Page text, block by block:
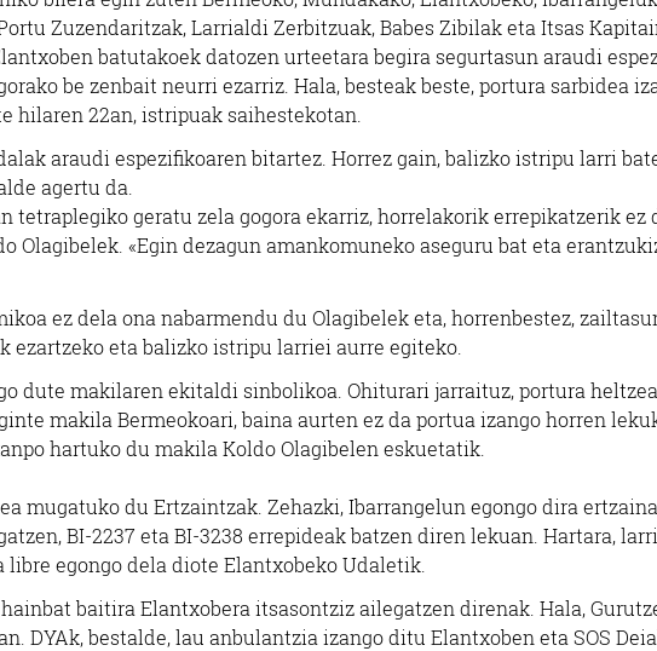
Zuzendaritzak, Larrialdi Zerbitzuak, Babes Zibilak eta Itsas
batutakoek datozen urteetara begira segurtasun araudi
be zenbait neurri ezarriz. Hala, besteak beste, portura sarbidea
hilaren 22an, istripuak saihestekotan.
araudi espezifikoaren bitartez. Horrez gain, balizko istripu larri
agertu da.
tetraplegiko geratu zela gogora ekarriz, horrelakorik errepikatzerik ez
Olagibelek. «Egin dezagun amankomuneko aseguru bat eta
ez dela ona nabarmendu du Olagibelek eta, horrenbestez,
ezartzeko eta balizko istripu larriei aurre egiteko.
dute makilaren ekitaldi sinbolikoa. Ohiturari jarraituz, portura
makila Bermeokoari, baina aurten ez da portua izango horren
hartuko du makila Koldo Olagibelen eskuetatik.
mugatuko du Ertzaintzak. Zehazki, Ibarrangelun egongo dira
BI-2237 eta BI-3238 errepideak batzen diren lekuan. Hartara,
egongo dela diote Elantxobeko Udaletik.
baitira Elantxobera itsasontziz ailegatzen direnak. Hala,
DYAk, bestalde, lau anbulantzia izango ditu Elantxoben eta SOS